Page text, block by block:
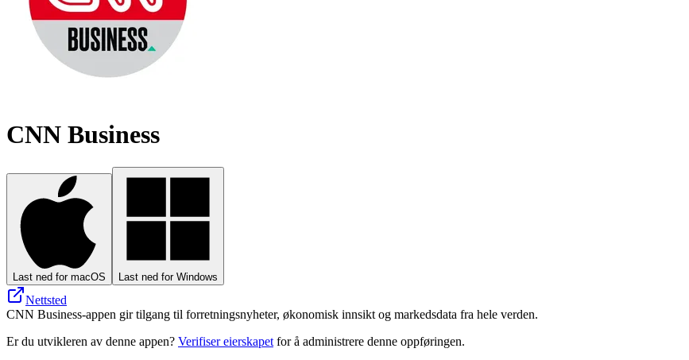
CNN Business
Last ned for macOS Last ned for Windows
Nettsted
CNN Business-appen gir tilgang til forretningsnyheter, økonomisk innsikt og markedsdata fra hele verden.
Er du utvikleren av denne appen? Verifiser eierskapet for å administrere denne oppføringen.